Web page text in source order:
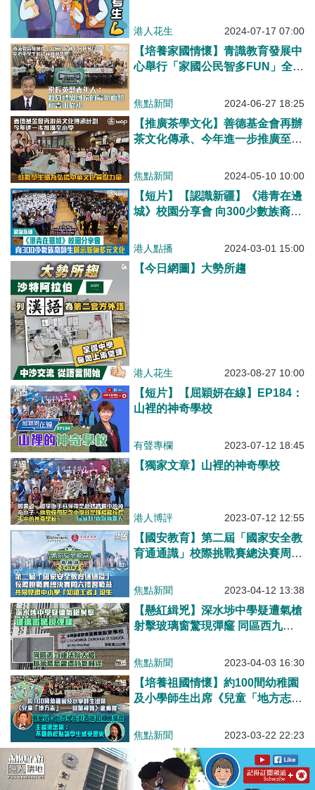
港人花生 2024-07-17 07:00
【培養家國情懷】青識教育發展中
心舉行「家國公民智多FUN」全港
青年人：親身體驗國家的最新面貌
焦點新聞 2024-06-27 18:25
【推廣茶學文化】善德基金會再辦
茶文化傳承、今年進一步推廣至小
獻力量
焦點新聞 2024-05-10 10:00
【短片】【認識新疆】《港青在邊
城》校園分享會 向300少數族裔師
港人點播 2024-03-01 15:00
【今日網圖】大勢所趨
港人花生 2023-08-27 10:00
【短片】【屈穎妍在線】EP184：
山裡的神奇學校
有聲專欄 2023-07-12 18:45
【獨家文章】山裡的神奇學校
港人博評 2023-07-12 12:55
【國安教育】第二屆「國家安全教
育通通識」校際挑戰賽總決賽周六
者」誕生
焦點新聞 2023-04-12 13:38
【懸紅緝兇】深水埗中學疑遭氣槍
射擊玻璃窗驚現彈窿 同區西九龍
焦點新聞 2023-04-03 16:30
【培養祖國情懷】約100間幼稚園
及小學師生出席《兒童「地方志」
韻：不錯的起點讓學生感受歷史
懷
焦點新聞 2023-03-22 22:23